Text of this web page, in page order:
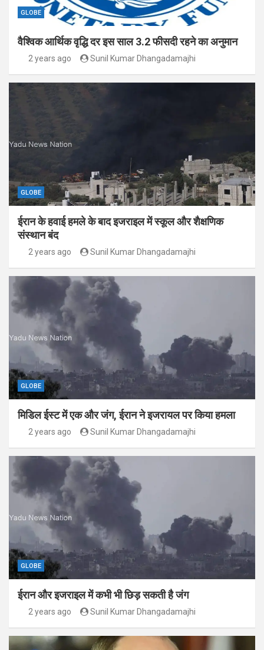
GLOBE
वैश्विक आर्थिक वृद्धि दर इस साल 3.2 फीसदी रहने का अनुमान
2 years ago Sunil Kumar Dhangadamajhi
GLOBE
ईरान के हवाई हमले के बाद इजराइल में स्कूल और शैक्षणिक
संस्थान बंद
2 years ago Sunil Kumar Dhangadamajhi
GLOBE
मिडिल ईस्ट में एक और जंग, ईरान ने इजरायल पर किया हमला
2 years ago Sunil Kumar Dhangadamajhi
GLOBE
ईरान और इजराइल में कभी भी छिड़ सकती है जंग
2 years ago Sunil Kumar Dhangadamajhi